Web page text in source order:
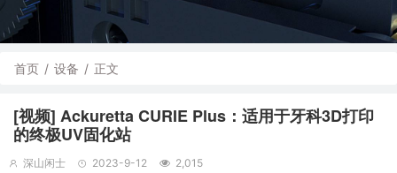
首页 / 设备 / 正文
[视频] Ackuretta CURIE Plus：适用于牙科3D打印
的终极UV固化站
深山闲士 2023-9-12 2,015